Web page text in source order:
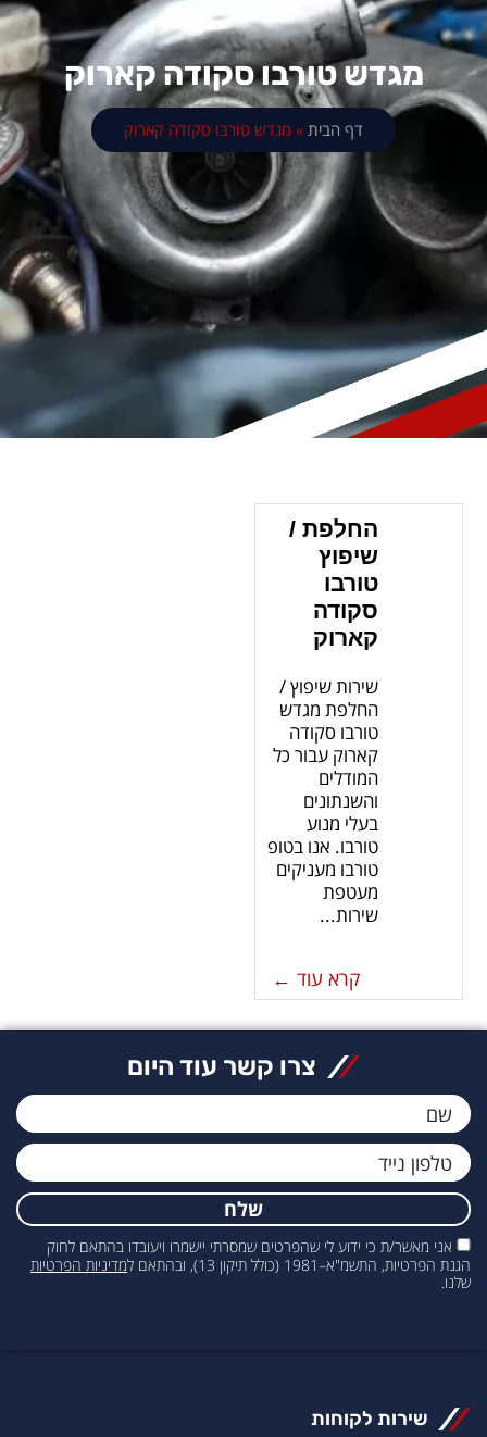
מגדש טורבו סקודה קארוק
דף הבית » מגדש טורבו סקודה קארוק
החלפת /
שיפוץ
טורבו
סקודה
קארוק
שירות שיפוץ /
החלפת מגדש
טורבו סקודה
קארוק עבור כל
המודלים
והשנתונים
בעלי מנוע
טורבו. אנו בטופ
טורבו מעניקים
מעטפת
שירות...
קרא עוד ←
צרו קשר עוד היום
אני מאשר/ת כי ידוע לי שהפרטים שמסרתי יישמרו ויעובדו בהתאם לחוק
הגנת הפרטיות, התשמ"א–1981 (כולל תיקון 13), ובהתאם ל
מדיניות הפרטיות
שלנו.
שלח
שירות לקוחות